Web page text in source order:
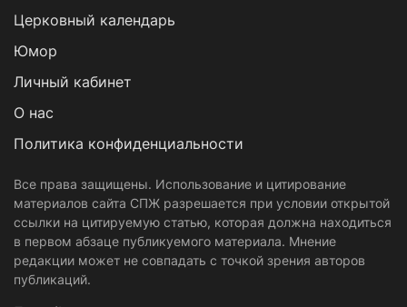
Церковный календарь
Юмор
Личный кабинет
О нас
Политика конфиденциальности
Все права защищены. Использование и цитирование
материалов сайта СПЖ разрешается при условии открытой
ссылки на цитируемую статью, которая должна находиться
в первом абзаце публикуемого материала. Мнение
редакции может не совпадать с точкой зрения авторов
публикаций.